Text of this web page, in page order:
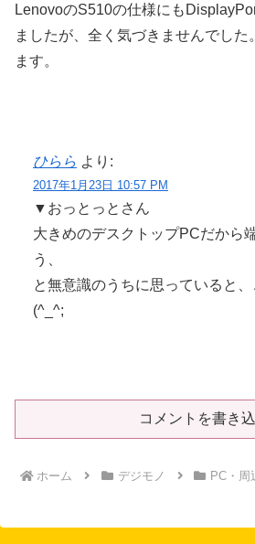
LenovoのS510の仕様にも
ましたが、全く気づきませんでした
ます。
ひらら より:
2017年1月23日 10:57 PM
▼おっとっとさん
大きめのデスクトップPCだから
う、
と無意識のうちに思っていると
(^_^;
コメントを書き
ホーム デジモノ PC・周